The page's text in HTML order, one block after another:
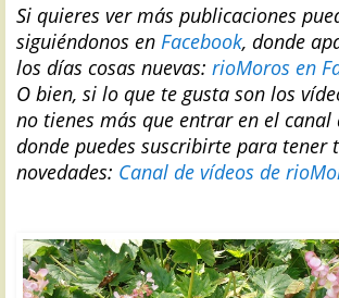
Si quieres ver más publicaciones
siguiéndonos en Facebook, donde
los días cosas nuevas: rioMoros en
O bien, si lo que te gusta son los
no tienes más que entrar en el canal
donde puedes suscribirte para tener
novedades: Canal de vídeos de